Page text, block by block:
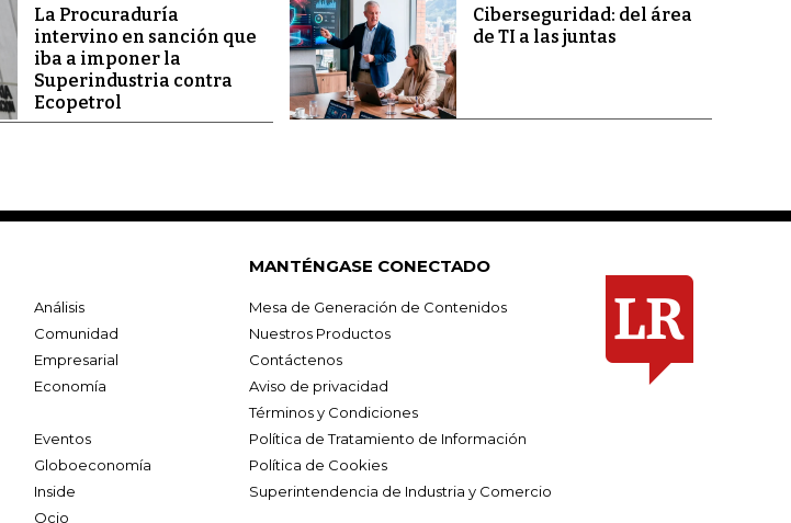
La Procuraduría
intervino en sanción que
iba a imponer la
Superindustria contra
Ecopetrol
Ciberseguridad: del área
de TI a las juntas
Análisis
Comunidad
Empresarial
Economía
Eventos
Globoeconomía
Inside
Ocio
MANTÉNGASE CONECTADO
Mesa de Generación de Contenidos
Nuestros Productos
Contáctenos
Aviso de privacidad
Términos y Condiciones
Política de Tratamiento de Información
Política de Cookies
Superintendencia de Industria y Comercio